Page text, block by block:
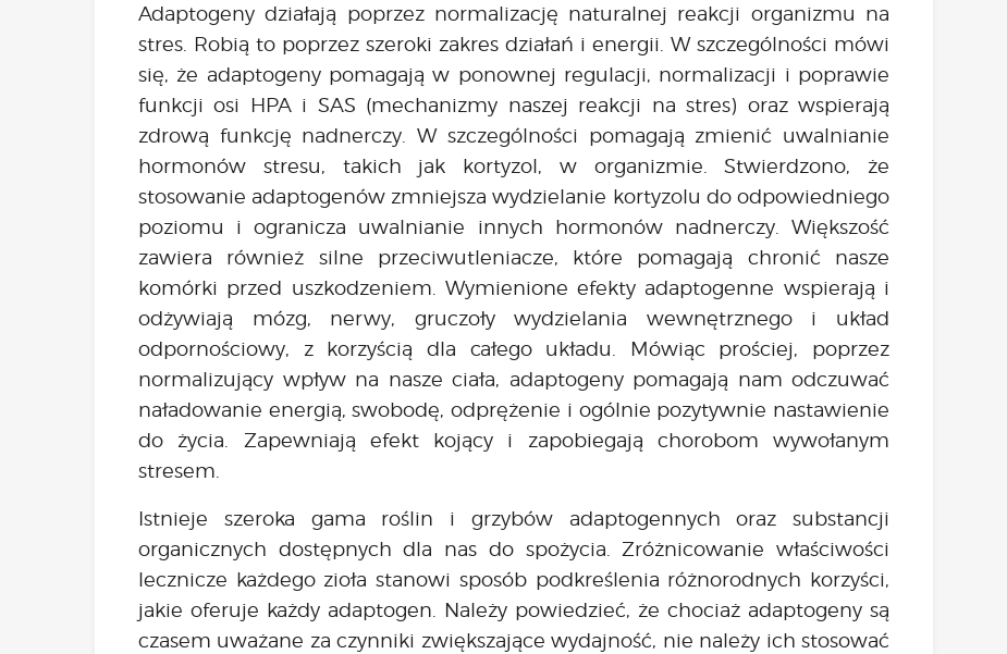
Adaptogeny działają poprzez normalizację naturalnej reakcji organizmu na
stres. Robią to poprzez szeroki zakres działań i energii. W szczególności mówi
się, że adaptogeny pomagają w ponownej regulacji, normalizacji i poprawie
funkcji osi HPA i SAS (mechanizmy naszej reakcji na stres) oraz wspierają
zdrową funkcję nadnerczy. W szczególności pomagają zmienić uwalnianie
hormonów stresu, takich jak kortyzol, w organizmie. Stwierdzono, że
stosowanie adaptogenów zmniejsza wydzielanie kortyzolu do odpowiedniego
poziomu i ogranicza uwalnianie innych hormonów nadnerczy. Większość
zawiera również silne przeciwutleniacze, które pomagają chronić nasze
komórki przed uszkodzeniem. Wymienione efekty adaptogenne wspierają i
odżywiają mózg, nerwy, gruczoły wydzielania wewnętrznego i układ
odpornościowy, z korzyścią dla całego układu. Mówiąc prościej, poprzez
normalizujący wpływ na nasze ciała, adaptogeny pomagają nam odczuwać
naładowanie energią, swobodę, odprężenie i ogólnie pozytywnie nastawienie
do życia. Zapewniają efekt kojący i zapobiegają chorobom wywołanym
stresem.
Istnieje szeroka gama roślin i grzybów adaptogennych oraz substancji
organicznych dostępnych dla nas do spożycia. Zróżnicowanie właściwości
lecznicze każdego zioła stanowi sposób podkreślenia różnorodnych korzyści,
jakie oferuje każdy adaptogen. Należy powiedzieć, że chociaż adaptogeny są
czasem uważane za czynniki zwiększające wydajność, nie należy ich stosować